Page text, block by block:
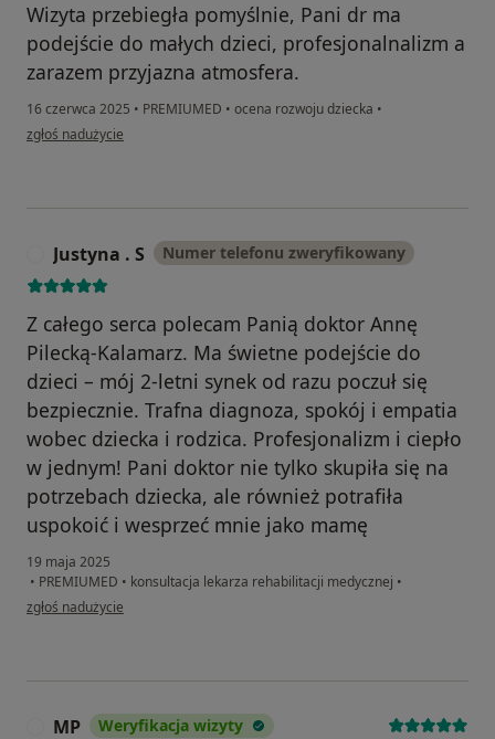
Wizyta przebiegła pomyślnie, Pani dr ma
podejście do małych dzieci, profesjonalnalizm a
zarazem przyjazna atmosfera.
16 czerwca 2025 • PREMIUMED • ocena rozwoju dziecka •
w opinii użytkownika Aleksandra
zgłoś nadużycie
Justyna . S Numer telefonu zweryfikowany
Z całego serca polecam Panią doktor Annę
Pilecką-Kalamarz. Ma świetne podejście do
dzieci – mój 2-letni synek od razu poczuł się
bezpiecznie. Trafna diagnoza, spokój i empatia
wobec dziecka i rodzica. Profesjonalizm i ciepło
w jednym! Pani doktor nie tylko skupiła się na
potrzebach dziecka, ale również potrafiła
uspokoić i wesprzeć mnie jako mamę
19 maja 2025
• PREMIUMED • konsultacja lekarza rehabilitacji medycznej •
w opinii użytkownika Justyna . S
zgłoś nadużycie
MP Weryfikacja wizyty